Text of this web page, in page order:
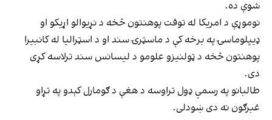
شوې ده.
نوموړې د امریکا له توفت پوهنتون څخه د نړیوالو اړیکو او
ډیپلوماسۍ په برخه کې د ماسټرۍ سند او د اسټرالیا له کانبیرا
پوهنتون څخه د ټولنیزو علومو د لیسانس سند ترلاسه کړی
دی.
طالبانو په رسمي ډول تراوسه د هغې د ګومارل کېدو په تړاو
غبرګون نه دی ښودلی.